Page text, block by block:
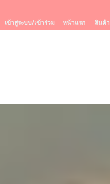
เข้าสู่ระบบ/เข้าร่วม หน้าแรก สินค้า